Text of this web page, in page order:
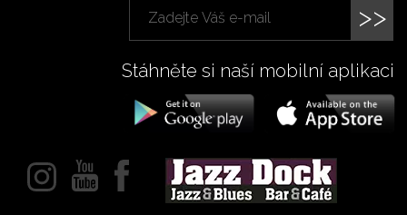
>>
Stáhněte si naší mobilní aplikaci